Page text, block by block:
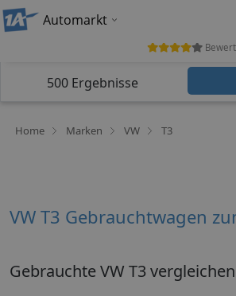
Automarkt
500 Ergebnisse
Home Marken VW T3
VW T3 Gebrauchtwagen
Gebrauchte VW T3 vergleichen